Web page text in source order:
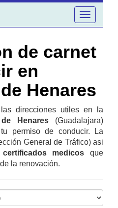
Toggle
navigation
de carnet
en
Henares
direcciones utiles en la
Henares (Guadalajara)
permiso de conducir. La
General de Tráfico) asi
medicos que
la renovación.